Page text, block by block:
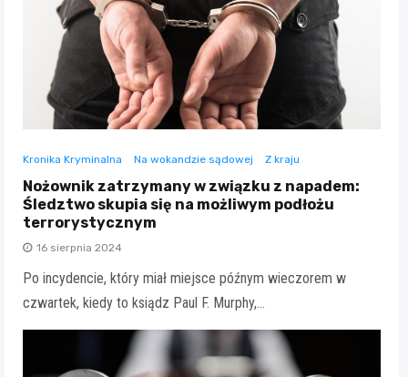
Kronika Kryminalna Na wokandzie sądowej Z kraju
Nożownik zatrzymany w związku z napadem:
Śledztwo skupia się na możliwym podłożu
terrorystycznym
16 sierpnia 2024
Po incydencie, który miał miejsce późnym wieczorem w
czwartek, kiedy to ksiądz Paul F. Murphy,…